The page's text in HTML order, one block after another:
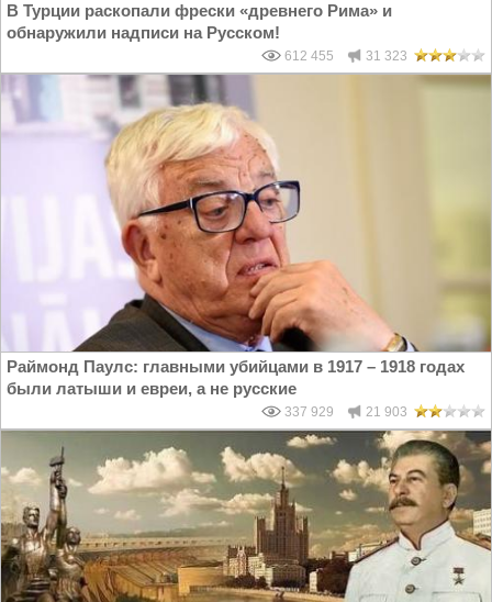
В Турции раскопали фрески «древнего Рима» и
обнаружили надписи на Русском!
612 455 31 323
Раймонд Паулс: главными убийцами в 1917 – 1918 годах
были латыши и евреи, а не русские
337 929 21 903